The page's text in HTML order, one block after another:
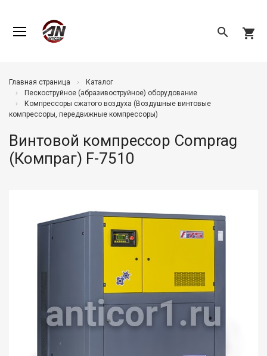
search shopping_cart
Главная страница
Каталог
Пескоструйное (абразивоструйное) оборудование
Компрессоры сжатого воздуха (Воздушные винтовые
компрессоры, передвижные компрессоры)
Винтовой компрессор Comprag
(Компраг) F-7510